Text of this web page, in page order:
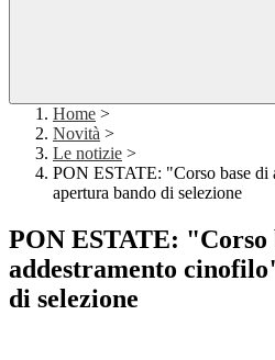
Home >
Novità >
Le notizie >
PON ESTATE: "Corso base di
apertura bando di selezione
PON ESTATE: "Corso
addestramento
di selezione